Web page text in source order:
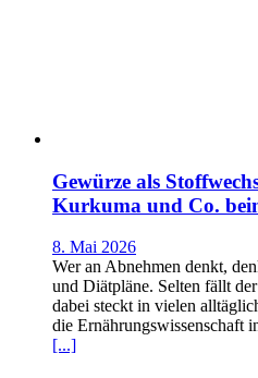
Gewürze als
Kurkuma und Co.
8. Mai 2026
Wer an Abnehmen denkt,
und Diätpläne. Selten fällt
dabei steckt in vielen
die Ernährungswissenschaft
[...]